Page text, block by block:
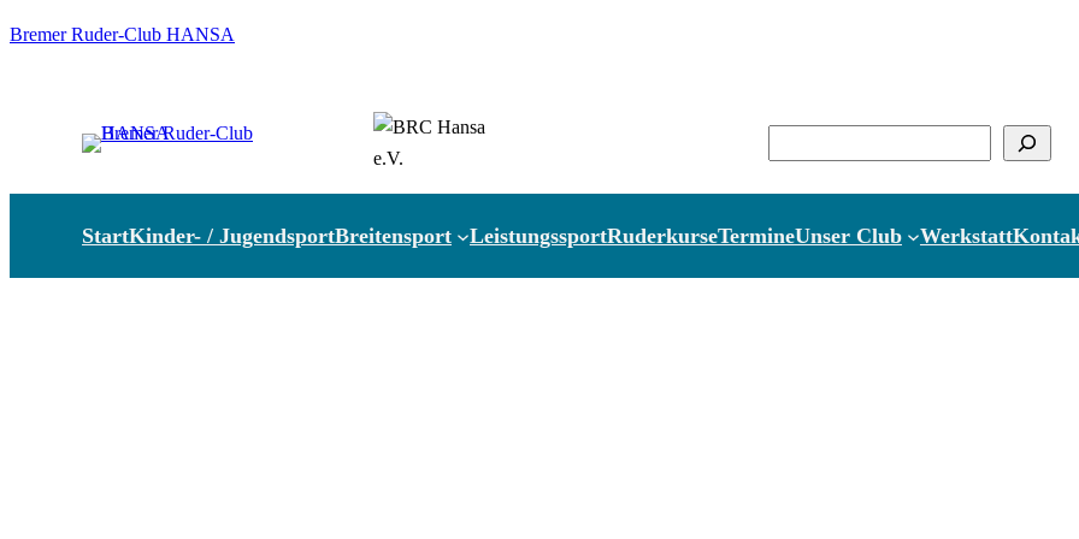
Zum
Bremer Ruder-Club HANSA
StartKinder- / JugendsportBreitensport LeistungssportRuderkurseTermineUnser Club Werkstatt